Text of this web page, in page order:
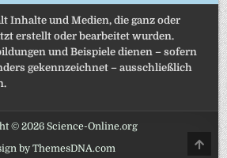
Inhalte und Medien, die ganz oder
erstellt oder bearbeitet wurden.
und Beispiele dienen – sofern
gekennzeichnet – ausschließlich
© 2026 Science-Online.org
by ThemesDNA.com